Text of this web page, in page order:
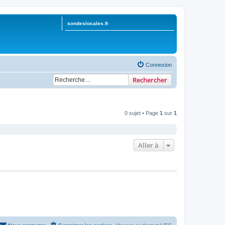
sondeslocales.fr
Connexion
Rechercher
0 sujet • Page 1 sur 1
Aller à